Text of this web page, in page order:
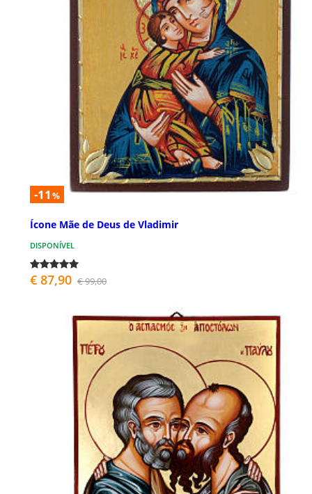
-11 %
Ícone Mãe de Deus de Vladimir
DISPONÍVEL
€ 87,90 € 99,00